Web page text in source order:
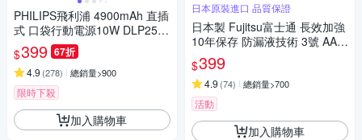
PHILIPS飛利浦 4900mAh 直插
式 口袋行動電源10W DLP2550
17.88Wh_具Wh標示
$399 67折
4.9 (278) 總銷量>900
限時下殺
加入購物車
日本原裝進口 品質保證
日本製 Fujitsu富士通 長效加強
10年保存 防漏液技術 3號 AA /
4號 AAA 鹼性電池(精裝版20入
裝)
$399
4.9 (74) 總銷量>700
活動
加入購物車